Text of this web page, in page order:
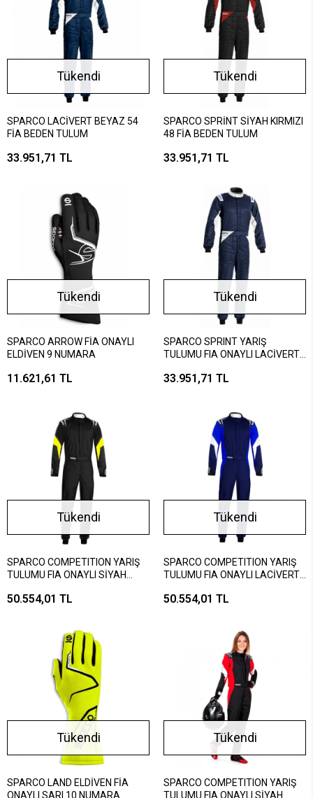
Tükendi
SPARCO LACİVERT BEYAZ 54
FİA BEDEN TULUM
33.951,71 TL
Tükendi
SPARCO SPRİNT SİYAH KIRMIZI
48 FİA BEDEN TULUM
33.951,71 TL
Tükendi
SPARCO ARROW FİA ONAYLI
ELDİVEN 9 NUMARA
11.621,61 TL
Tükendi
SPARCO SPRINT YARIŞ
TULUMU FIA ONAYLI LACİVERT
33.951,71 TL
Tükendi
SPARCO COMPETITION YARIŞ
TULUMU FIA ONAYLI SİYAH
50.554,01 TL
Tükendi
SPARCO COMPETITION YARIŞ
TULUMU FIA ONAYLI LACİVERT
50.554,01 TL
Tükendi
SPARCO LAND ELDİVEN FİA
ONAYLI SARI 10 NUMARA
Tükendi
SPARCO COMPETITION YARIŞ
TULUMU FIA ONAYLI SİYAH